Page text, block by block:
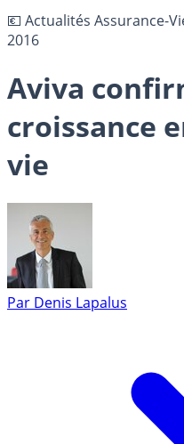
💶 Actualités Assurance-
2016
Aviva
croissance
vie
Par Denis Lapalus